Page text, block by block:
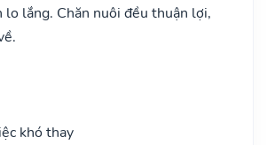
lo lắng. Chăn nuôi đều thuận lợi,
khó thay